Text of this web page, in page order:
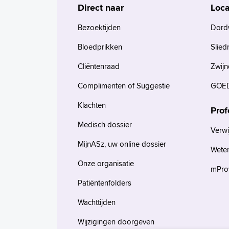
Direct naar
Bezoektijden
Bloedprikken
Cliëntenraad
Complimenten of Suggestie
Klachten
Medisch dossier
MijnASz, uw online dossier
Onze organisatie
Patiëntenfolders
Wachttijden
Wijzigingen doorgeven